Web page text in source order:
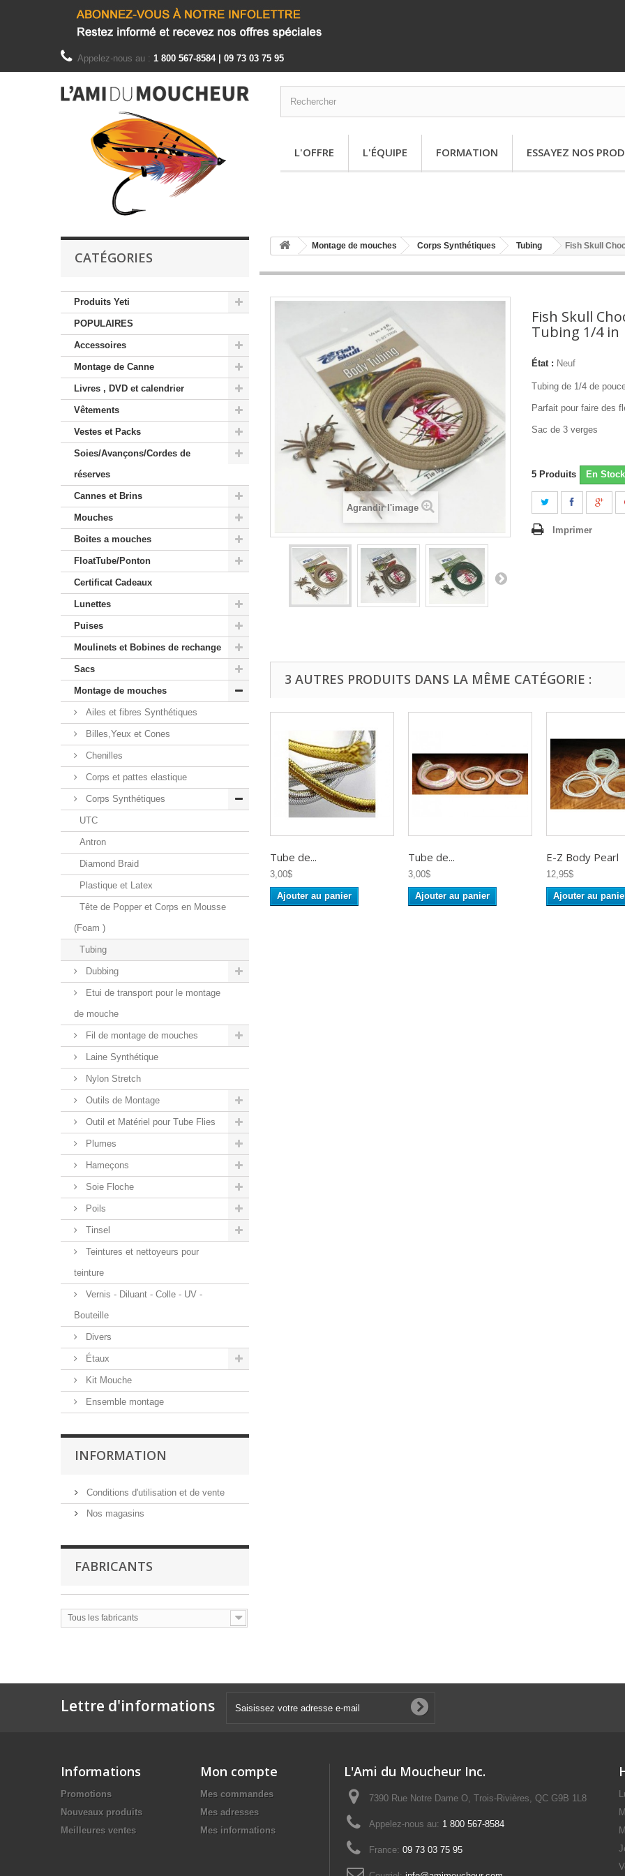
Appelez-nous au : 1 800 567-8584 | 09 73 03 75 95
L'OFFRE L'ÉQUIPE FORMATION ESSAYEZ NOS
CATÉGORIES
Produits Yeti
POPULAIRES
Accessoires
Montage de Canne
Livres , DVD et calendrier
Vêtements
Vestes et Packs
Soies/Avançons/Cordes de
réserves
Cannes et Brins
Mouches
Boites a mouches
FloatTube/Ponton
Certificat Cadeaux
Lunettes
Puises
Moulinets et Bobines de rechange
Sacs
Montage de mouches
Ailes et fibres Synthétiques
Billes,Yeux et Cones
Chenilles
Corps et pattes elastique
Corps Synthétiques
UTC
Antron
Diamond Braid
Plastique et Latex
Tête de Popper et Corps en Mousse
(Foam )
Tubing
Dubbing
Etui de transport pour le montage
de mouche
Fil de montage de mouches
Laine Synthétique
Nylon Stretch
Outils de Montage
Outil et Matériel pour Tube Flies
Plumes
Hameçons
Soie Floche
Poils
Tinsel
Teintures et nettoyeurs pour
teinture
Vernis - Diluant - Colle - UV -
Bouteille
Divers
Étaux
Kit Mouche
Ensemble montage
INFORMATION
Conditions d'utilisation et de vente
Nos magasins
FABRICANTS
Tous les fabricants
Montage de mouches Corps Synthétiques Tubing Fish Skull
Agrandir l'image
Fish Skull
Tubing 1/4 in
État : Neuf
Tubing de 1/4 de
Parfait pour faire des
Sac de 3 verges
5 Produits En Stock
Imprimer
3 AUTRES PRODUITS DANS LA MÊME CATÉGORIE :
Tube de...
3,00$
Ajouter au panier
Tube de...
3,00$
Ajouter au panier
E-Z Body Pearl
12,95$
Ajouter au
Lettre d'informations
Informations
Promotions
Nouveaux produits
Meilleures ventes
Mon compte
Mes commandes
Mes adresses
Mes informations
L'Ami du Moucheur Inc.
7390 Rue Notre Dame O, Trois-Rivières, QC G9B 1L8
Appelez-nous au: 1 800 567-8584
France: 09 73 03 75 95